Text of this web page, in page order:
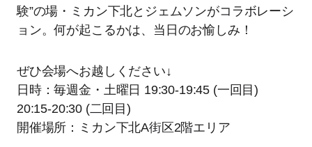
験”の場・ミカン下北とジェムソンがコラボレーシ
ョン。何が起こるかは、当日のお愉しみ！
ぜひ会場へお越しください↓
日時：毎週金・土曜日 19:30-19:45 (一回目)
20:15-20:30 (二回目)
開催場所：ミカン下北A街区2階エリア